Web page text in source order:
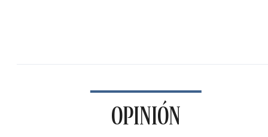
OPINIÓN